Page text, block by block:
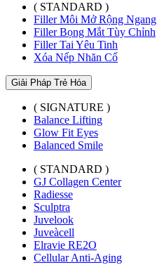
( STANDARD )
Filler Môi Mở Rộng Ngang
Filler Bọng Mắt Tùy Chỉnh
Filler Tai Yêu Tinh
Xóa Nếp Nhăn Cổ
Giải Pháp Trẻ Hóa
( SIGNATURE )
Balance Lifting
Glow Fit Eyes
Balanced Smile
( STANDARD )
GJ Collagen Center
Radiesse
Sculptra
Juvelook
Juveàcell
Elravie RE2O
Cellular Anti-Aging